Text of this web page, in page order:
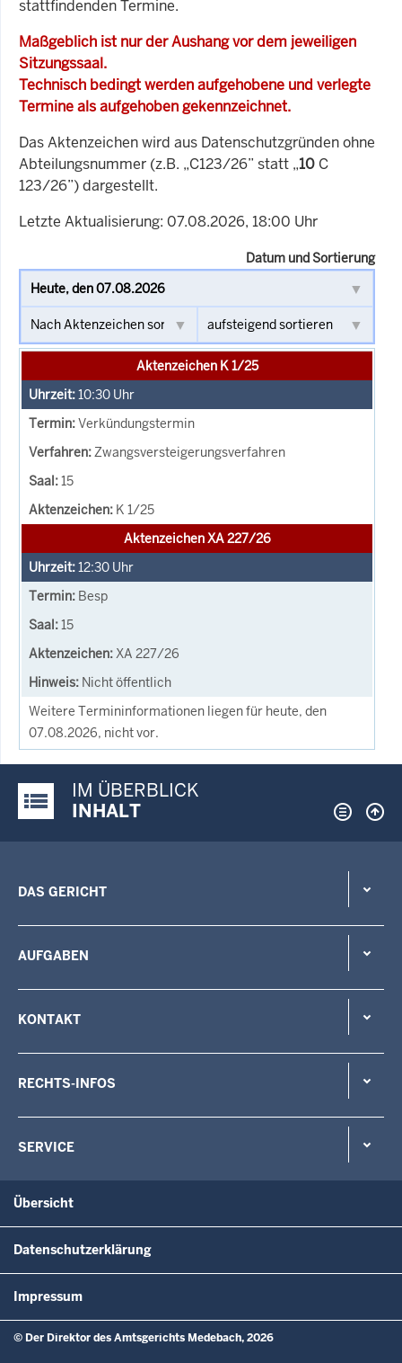
stattfindenden Termine.
Maßgeblich ist nur der Aushang vor dem jeweiligen
Sitzungssaal.
Technisch bedingt werden aufgehobene und verlegte
Termine als aufgehoben gekennzeichnet.
Das Aktenzeichen wird aus Datenschutzgründen ohne
Abteilungsnummer (z.B. „C123/26” statt „10 C
123/26”) dargestellt.
Letzte Aktualisierung: 07.08.2026, 18:00 Uhr
Datum und Sortierung
Aktenzeichen K 1/25
10:30 Uhr
Verkündungstermin
Zwangsversteigerungsverfahren
15
K 1/25
Aktenzeichen XA 227/26
12:30 Uhr
Besp
15
XA 227/26
Nicht öffentlich
Weitere Termininformationen liegen für heute, den
07.08.2026, nicht vor.
Justiz-Portal im Überblick:
IM ÜBERBLICK
INHALT
DAS GERICHT
AUFGABEN
KONTAKT
RECHTS-INFOS
SERVICE
Übersicht
Datenschutzerklärung
Impressum
© Der Direktor des Amtsgerichts Medebach, 2026